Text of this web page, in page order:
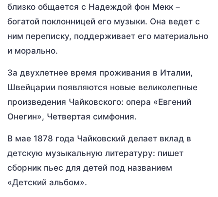
близко общается с Надеждой фон Мекк –
богатой поклонницей его музыки. Она ведет с
ним переписку, поддерживает его материально
и морально.
За двухлетнее время проживания в Италии,
Швейцарии появляются новые великолепные
произведения Чайковского: опера «Евгений
Онегин», Четвертая симфония.
В мае 1878 года Чайковский делает вклад в
детскую музыкальную литературу: пишет
сборник пьес для детей под названием
«Детский альбом».